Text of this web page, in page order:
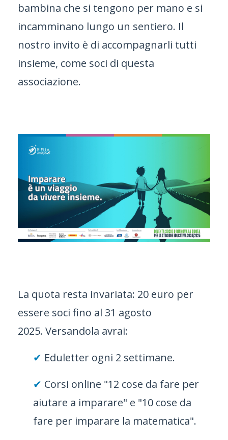
bambina che si tengono per mano e si
incamminano lungo un sentiero. Il
nostro invito è di accompagnarli tutti
insieme, come soci di questa
associazione.
La quota resta invariata: 20 euro per
essere soci fino al 31 agosto
2025. Versandola avrai:
✔︎ Eduletter ogni 2 settimane.
✔︎ Corsi online "12 cose da fare per
aiutare a imparare" e "10 cose da
fare per imparare la matematica".